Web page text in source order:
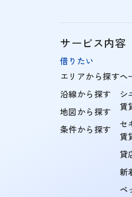
サービス内容
借りたい
エリアから探す
沿線から探す
地図から探す
条件から探す
ヘ
シ
賃
セ
賃
貸
新
ペ